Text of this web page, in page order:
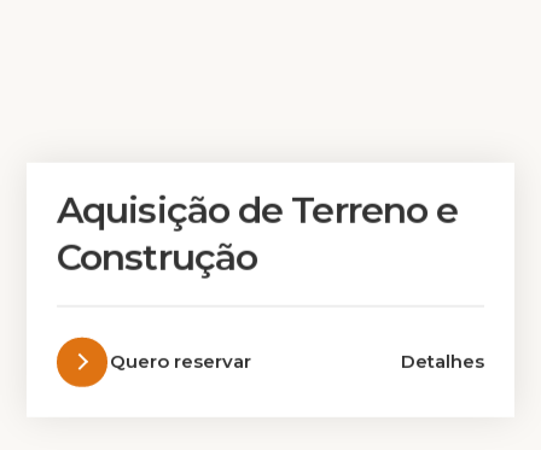
Aquisição de Terreno e
Construção
Quero reservar Detalhes